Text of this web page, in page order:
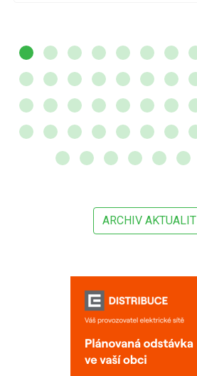
ARCHIV AKTUALIT